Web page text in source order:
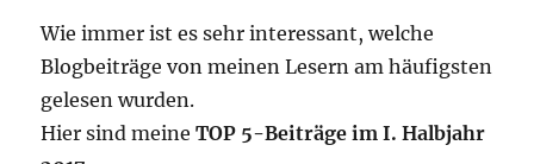
Wie immer ist es sehr interessant, welche
Blogbeiträge von meinen Lesern am häufigsten
gelesen wurden.
Hier sind meineTOP 5-Beiträge im I. Halbjahr